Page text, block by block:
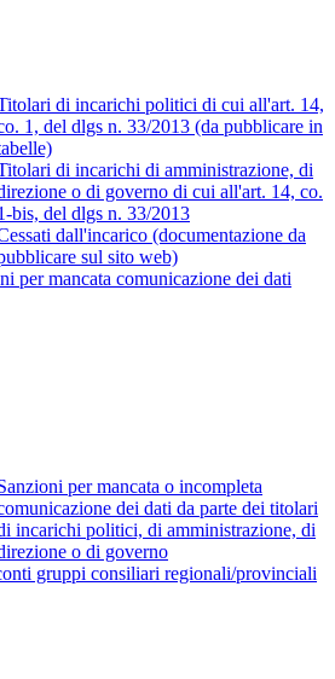
di incarichi politici di cui all'art. 14,
1, del dlgs n. 33/2013 (da pubblicare in
di incarichi di amministrazione, di
o di governo di cui all'art. 14, co.
bis, del dlgs n. 33/2013
dall'incarico (documentazione da
sul sito web)
per mancata comunicazione dei dati
per mancata o incompleta
dei dati da parte dei titolari
incarichi politici, di amministrazione, di
o di governo
gruppi consiliari regionali/provinciali